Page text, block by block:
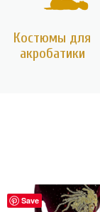
Костюмы для
акробатики
Save